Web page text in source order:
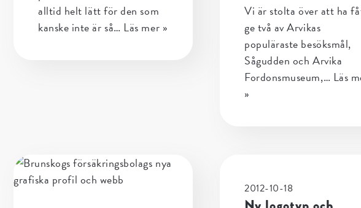
alltid helt lätt för den som
kanske inte är så… Läs mer »
Vi är stolta över att ha
ge två av Arvikas
populäraste besöksmål,
Sågudden och Arvika
Fordonsmuseum,… Läs
»
2012-10-18